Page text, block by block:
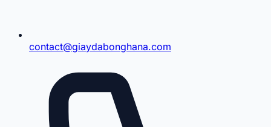
contact@giaydabonghana.com